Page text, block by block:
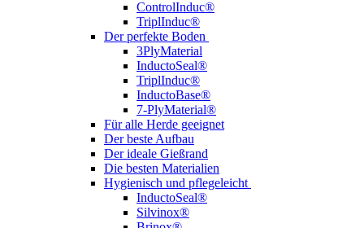
ControlInduc®
TriplInduc®
Der perfekte Boden
3PlyMaterial
InductoSeal®
TriplInduc®
InductoBase®
7-PlyMaterial®
Für alle Herde geeignet
Der beste Aufbau
Der ideale Gießrand
Die besten Materialien
Hygienisch und pflegeleicht
InductoSeal®
Silvinox®